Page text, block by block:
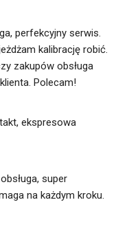
perfekcyjny serwis.
kalibrację robić.
zakupów obsługa
Polecam!
ekspresowa
super
na każdym kroku.